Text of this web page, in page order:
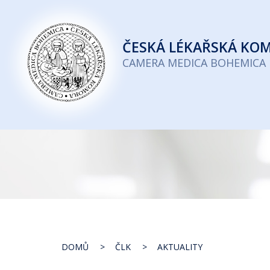
Česká
lékařská
komora
ČESKÁ LÉKAŘSKÁ
CAMERA MEDICA BOHEMICA
DOMŮ ČLK AKTUALITY